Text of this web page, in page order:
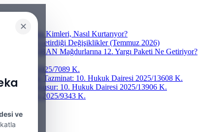
✕
ve
Fıkra Kimleri, Nasıl Kurtarıyor?
ve Getirdiği Değişiklikler (Temmuz 2026)
Ne Gelir? IBAN Mağdurlarına 12. Yargı Paketi Ne Getiriyor?
Dairesi 2025/7089 K.
ve Maddi Tazminat: 10. Hukuk Dairesi 2025/13608 K.
ve Ağır Kusur: 10. Hukuk Dairesi 2025/13906 K.
Dairesi 2025/9343 K.
K.